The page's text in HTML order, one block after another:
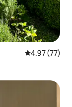
平均评分
4.97 (77)